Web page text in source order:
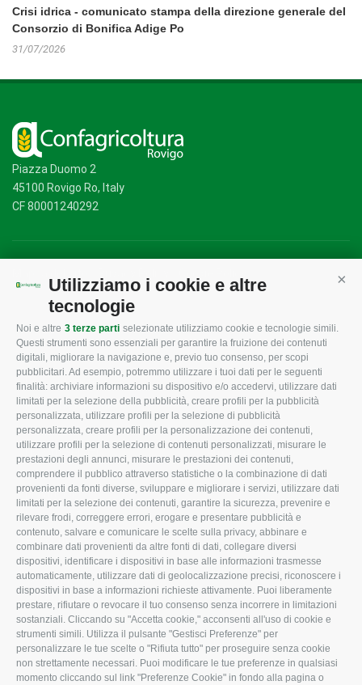
Utilizziamo i cookie e altre
tecnologie
Noi e altre 3 terze parti selezionate utilizziamo cookie e tecnologie simili.
Questi strumenti sono essenziali per garantire la fruizione dei contenuti
digitali, migliorare la navigazione e, previo tuo consenso, per scopi
pubblicitari. Ad esempio, potremmo utilizzare i tuoi dati per le seguenti
finalità: archiviare informazioni su dispositivo e/o accedervi, utilizzare dati
limitati per la selezione della pubblicità, creare profili per la pubblicità
personalizzata, utilizzare profili per la selezione di pubblicità
personalizzata, creare profili per la personalizzazione dei contenuti,
utilizzare profili per la selezione di contenuti personalizzati, misurare le
prestazioni degli annunci, misurare le prestazioni dei contenuti,
comprendere il pubblico attraverso statistiche o la combinazione di dati
provenienti da fonti diverse, sviluppare e migliorare i servizi, utilizzare dati
limitati per la selezione dei contenuti, garantire la sicurezza, prevenire e
rilevare frodi, correggere errori, erogare e presentare pubblicità e
contenuto, salvare e comunicare le scelte sulla privacy, abbinare e
combinare dati provenienti da altre fonti di dati, collegare diversi
dispositivi, identificare i dispositivi in base alle informazioni trasmesse
automaticamente, utilizzare dati di geolocalizzazione precisi, riconoscere i
dispositivi in base a informazioni richieste attivamente. Puoi liberamente
prestare, rifiutare o revocare il tuo consenso senza incorrere in limitazioni
sostanziali. Cliccando su "Accetta cookie," acconsenti all'uso di cookie e
strumenti simili. Utilizza il pulsante "Gestisci Preferenze" per
personalizzare le tue scelte o "Rifiuta tutto" per proseguire senza cookie
non strettamente necessari. Puoi modificare le tue preferenze in qualsiasi
momento cliccando sul link "Preferenze Cookie" in fondo alla pagina o
Crisi idrica - comunicato stampa della direzione generale del
Consorzio di Bonifica Adige Po
31/07/2026
Piazza Duomo 2
45100 Rovigo Ro, Italy
CF 80001240292
CONFAGRICOLTURA
ROVIGO
L'Associazione
Missione e Progetto
Organigramma aziendale
I Nostri Servizi
Uffici della Sede
provinciale
Le Sedi di Zona
Agricoltori S.r.l.
Whistleblowing
Confagricoltura Rovigo e
Agricoltori srl
CONFAGRICOLTURA
INFORMA
Tecnico
Fiscale
Lavoro
Ambiente
Associazione
CONFAGRICOLTURA
ATTIVA
Notizie in evidenza
Eventi
Comunicati Stampa
Video
Iscrizione Newsletter